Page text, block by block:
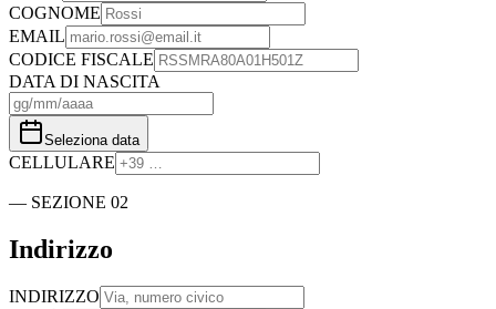
COGNOME
EMAIL
CODICE FISCALE
DATA DI NASCITA
Seleziona data
CELLULARE
— SEZIONE 02
Indirizzo
INDIRIZZO